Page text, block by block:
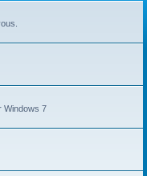
Windows 7